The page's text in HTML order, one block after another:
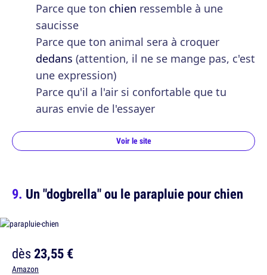
Parce que ton chien ressemble à une
saucisse
Parce que ton animal sera à croquer
dedans (attention, il ne se mange pas, c'est
une expression)
Parce qu'il a l'air si confortable que tu
auras envie de l'essayer
Voir le site
Un "dogbrella" ou le parapluie pour chien
dès23,55 €
Amazon